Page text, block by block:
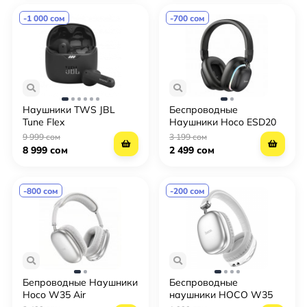
-1 000 сом
Наушники TWS JBL
Tune Flex
9 999 сом
8 999 сом
-700 сом
Беспроводные
Наушники Hoco ESD20
3 199 сом
2 499 сом
-800 сом
Бепроводные Наушники
Hoco W35 Air
-200 сом
Беспроводные
наушники HOCO W35